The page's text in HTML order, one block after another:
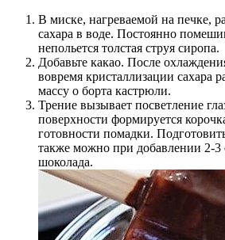
В миске, нагреваемой на печке,
сахара в воде. Постоянно
непольется толстая струя сиропа.
Добавьте какао. После
вовремя кристаллизации сахара
массу о борта кастрюли.
Трение вызывает посветление
поверхности формируется
готовности помадки.
также можно при добавлении 2-3
шоколада.